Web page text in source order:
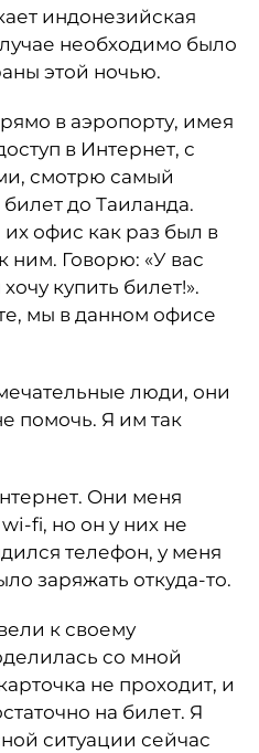
индонезийская
необходимо было
этой ночью.
в аэропорту, имея
в Интернет, с
смотрю самый
до Таиланда.
офис как раз был в
ним. Говорю: «У вас
купить билет!».
мы в данном офисе
люди, они
помочь. Я им так
Они меня
fi, но он у них не
телефон, у меня
заряжать откуда-то.
к своему
со мной
не проходит, и
на билет. Я
ситуации сейчас